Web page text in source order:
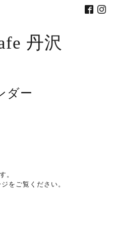
丹沢
ダー
。
をご覧ください。